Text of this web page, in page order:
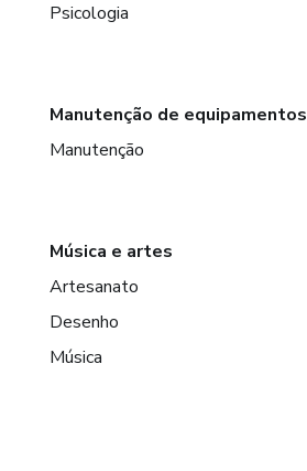
Psicologia
Manutenção de equipamentos
Manutenção
Música e artes
Artesanato
Desenho
Música